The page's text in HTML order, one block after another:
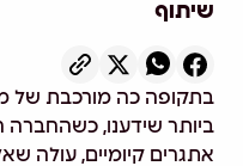
שיתוף
בתקופה כה מורכבת של
ביותר שידענו,
אתגרים קיומיים, עולה